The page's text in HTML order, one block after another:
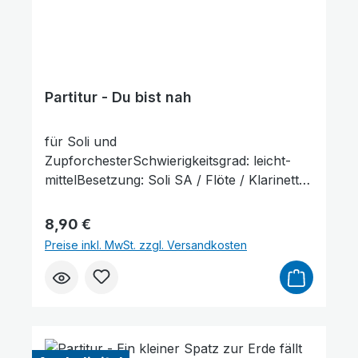
Partitur - Du bist nah
für Soli und
ZupforchesterSchwierigkeitsgrad: leicht-
mittelBesetzung: Soli SA / Flöte / Klarinette
KontrabassLieferumfang: Partitur und
Stimmenauszüge, Stimmenauszüge dürfen
als Kopiervorlage verwendet werden. Die
Lieferzeit beträgt ca. 7 Werktage, da dieser
Artikel erst nach Bestellung gedruckt wird.
Regulärer Preis:
8,90 €
Preise inkl. MwSt. zzgl. Versandkosten